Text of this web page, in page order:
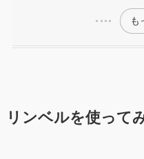
も
リンベルを使って